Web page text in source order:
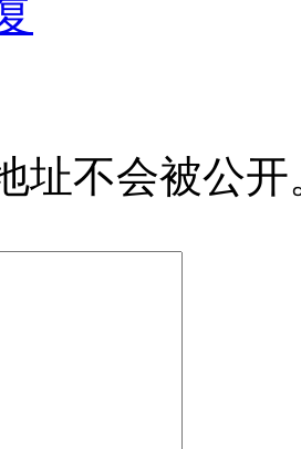
址不会被公开